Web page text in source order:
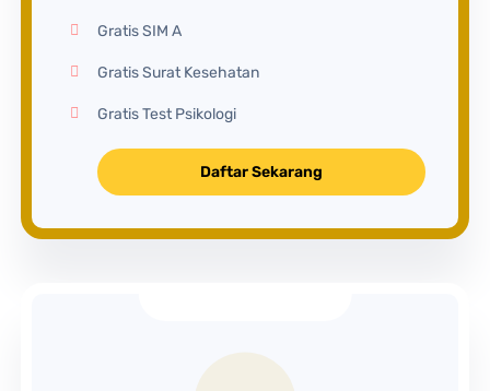
Gratis SIM A
Gratis Surat Kesehatan
Gratis Test Psikologi
Daftar Sekarang